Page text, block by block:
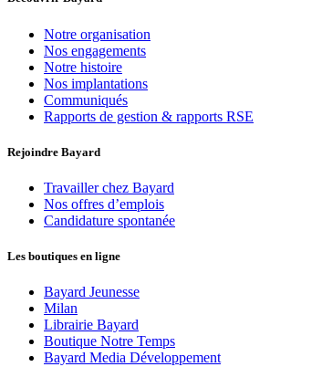
Notre organisation
Nos engagements
Notre histoire
Nos implantations
Communiqués
Rapports de gestion & rapports RSE
Rejoindre Bayard
Travailler chez Bayard
Nos offres d’emplois
Candidature spontanée
Les boutiques en ligne
Bayard Jeunesse
Milan
Librairie Bayard
Boutique Notre Temps
Bayard Media Développement